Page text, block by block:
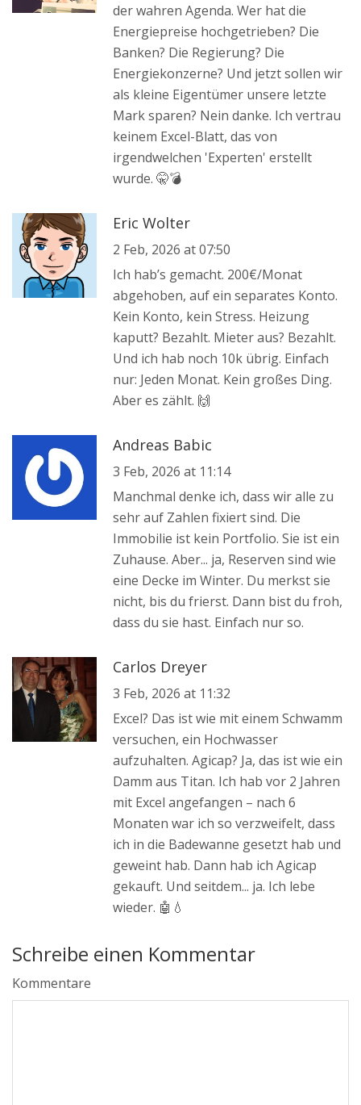
der wahren Agenda. Wer hat die
Energiepreise hochgetrieben? Die
Banken? Die Regierung? Die
Energiekonzerne? Und jetzt sollen wir
als kleine Eigentümer unsere letzte
Mark sparen? Nein danke. Ich vertrau
keinem Excel-Blatt, das von
irgendwelchen 'Experten' erstellt
wurde. 🤫💣
Eric Wolter
2 Feb, 2026 at 07:50
Ich hab’s gemacht. 200€/Monat
abgehoben, auf ein separates Konto.
Kein Konto, kein Stress. Heizung
kaputt? Bezahlt. Mieter aus? Bezahlt.
Und ich hab noch 10k übrig. Einfach
nur: Jeden Monat. Kein großes Ding.
Aber es zählt. 🙌
Andreas Babic
3 Feb, 2026 at 11:14
Manchmal denke ich, dass wir alle zu
sehr auf Zahlen fixiert sind. Die
Immobilie ist kein Portfolio. Sie ist ein
Zuhause. Aber... ja, Reserven sind wie
eine Decke im Winter. Du merkst sie
nicht, bis du frierst. Dann bist du froh,
dass du sie hast. Einfach nur so.
Carlos Dreyer
3 Feb, 2026 at 11:32
Excel? Das ist wie mit einem Schwamm
versuchen, ein Hochwasser
aufzuhalten. Agicap? Ja, das ist wie ein
Damm aus Titan. Ich hab vor 2 Jahren
mit Excel angefangen – nach 6
Monaten war ich so verzweifelt, dass
ich in die Badewanne gesetzt hab und
geweint hab. Dann hab ich Agicap
gekauft. Und seitdem... ja. Ich lebe
wieder. 🤖💧
Schreibe einen Kommentar
Kommentare